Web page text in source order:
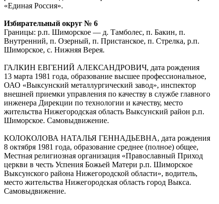
«Единая Россия».
Избирательный округ № 6
Границы: р.п. Шиморское — д. Тамболес, п. Бакин, п.
Внутренний, п. Озерный, п. Пристанское, п. Стрелка, р.п.
Шиморское, с. Нижняя Верея.
ГАЛКИН ЕВГЕНИЙ АЛЕКСАНДРОВИЧ, дата рождения
13 марта 1981 года, образование высшее профессиональное,
ОАО «Выксунский металлургический завод», инспектор
внешней приемки управления по качеству в службе главного
инженера Дирекции по технологии и качеству, место
жительства Нижегородская область Выксунский район р.п.
Шиморское. Самовыдвижение.
КОЛОКОЛОВА НАТАЛЬЯ ГЕННАДЬЕВНА, дата рождения
8 октября 1981 года, образование среднее (полное) общее,
Местная религиозная организация «Православный Приход
церкви в честь Успения Божьей Матери р.п. Шиморское
Выксунского района Нижегородской области», водитель,
место жительства Нижегородская область город Выкса.
Самовыдвижение.